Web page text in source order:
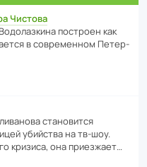
Чистова
пост­роен как
в совре­менном Пете­р­
стано­вится
убийства на тв-шоу.
кризиса, она приезжает…